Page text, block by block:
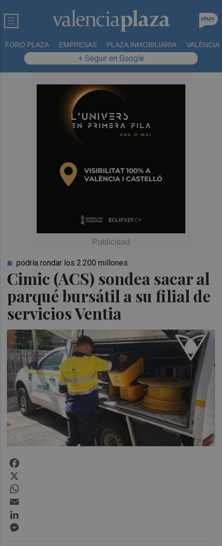
FORO PLAZA EMPRESAS PLAZA INMOBILIARIA VALÈNCIA
+ Seguir en Google
Cimic (ACS) sondea sacar al
parqué bursátil a su filial de
servicios Ventia
podría rondar los 2.200 millones